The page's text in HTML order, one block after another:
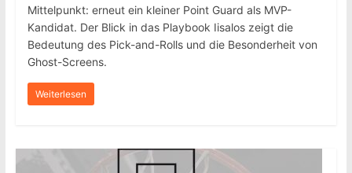
Mittelpunkt: erneut ein kleiner Point Guard als MVP-
Kandidat. Der Blick in das Playbook Iisalos zeigt die
Bedeutung des Pick-and-Rolls und die Besonderheit von
Ghost-Screens.
Weiterlesen